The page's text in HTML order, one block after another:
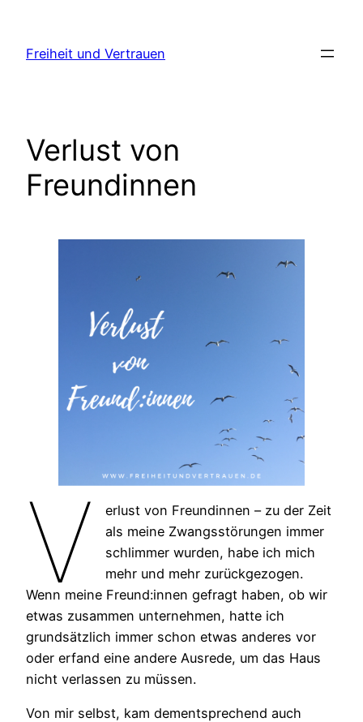
springen
Freiheit und Vertrauen
Verlust von
Freundinnen
V
erlust von Freundinnen – zu der Zeit
als meine Zwangsstörungen immer
schlimmer wurden, habe ich mich
mehr und mehr zurückgezogen.
Wenn meine Freund:innen gefragt haben, ob wir
etwas zusammen unternehmen, hatte ich
grundsätzlich immer schon etwas anderes vor
oder erfand eine andere Ausrede, um das Haus
nicht verlassen zu müssen.
Von mir selbst, kam dementsprechend auch